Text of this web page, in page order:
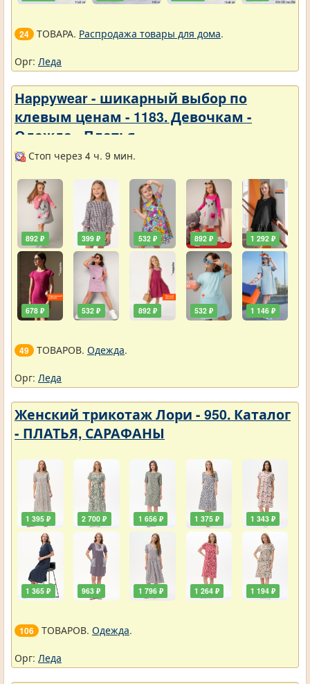
24 ТОВАРА. Распродажа товары для дома.
Орг: Леда
Нappywear - шикарный выбор по
клевым ценам - 1183. Девочкам -
Одежда - Платья
Стоп через 4 ч. 9 мин.
892 ₽
678 ₽
399 ₽
532 ₽
532 ₽
892 ₽
892 ₽
532 ₽
1 292 ₽
1 146 ₽
49 ТОВАРОВ. Одежда.
Орг: Леда
Женский трикотаж Лори - 950. Каталог
- ПЛАТЬЯ, САРАФАНЫ
1 395 ₽
1 365 ₽
2 700 ₽
963 ₽
1 656 ₽
1 796 ₽
1 375 ₽
1 264 ₽
1 343 ₽
1 194 ₽
106 ТОВАРОВ. Одежда.
Орг: Леда